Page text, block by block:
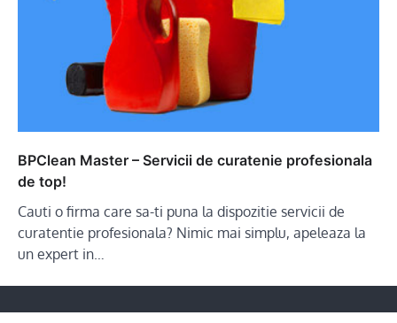
BPClean Master – Servicii de curatenie profesionala
de top!
Cauti o firma care sa-ti puna la dispozitie servicii de
curatentie profesionala? Nimic mai simplu, apeleaza la
un expert in…